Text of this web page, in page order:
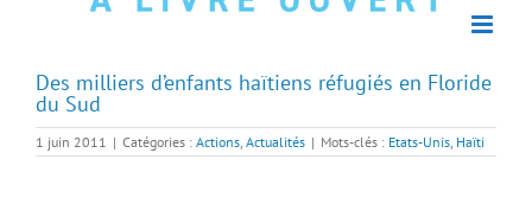
Des milliers d’enfants haïtiens réfugiés en Floride
du Sud
1 juin 2011 | Catégories : Actions Actualités | Mots-clés : Etats-Unis Haïti